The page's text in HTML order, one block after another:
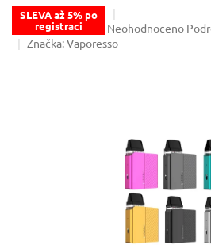
SLEVA až 5% po
registraci
Průměrné
Neohodnoceno
Značka:Vaporesso